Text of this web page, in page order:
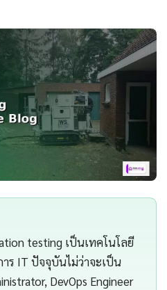
testing เป็นเทคโนโลยี
ร IT ปัจจุบันไม่ว่าจะเป็น
DevOps Engineer